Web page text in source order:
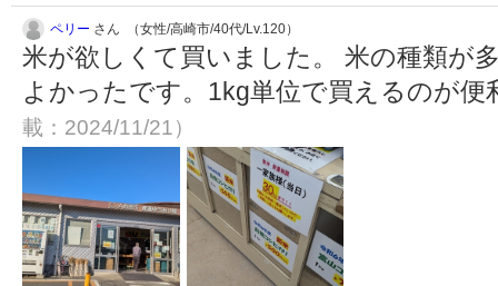
ペリー さん （女性/高崎市/40代/Lv.120）
米が欲しくて買いました。 米の種類が
よかったです。1kg単位で買えるのが
載：2024/11/21）